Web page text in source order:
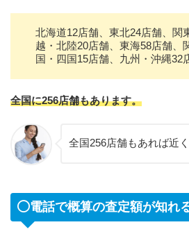
北海道12店舗、東北24店舗、関
越・北陸20店舗、東海58店舗、
国・四国15店舗、九州・沖縄32
全国に256店舗もあります。
全国256店舗もあれば近
電話で概算の査定額が知れ